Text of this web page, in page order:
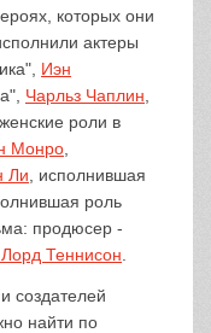
которых они
актеры
Иэн
Чарльз Чаплин
роли в
Монро
Ли , исполнившая
роль
продюсер -
Теннисон
создателей
найти по